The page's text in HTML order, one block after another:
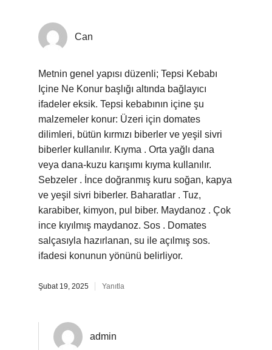
Can
Metnin genel yapısı düzenli; Tepsi Kebabı
Içine Ne Konur başlığı altında bağlayıcı
ifadeler eksik. Tepsi kebabının içine şu
malzemeler konur: Üzeri için domates
dilimleri, bütün kırmızı biberler ve yeşil sivri
biberler kullanılır. Kıyma . Orta yağlı dana
veya dana-kuzu karışımı kıyma kullanılır.
Sebzeler . İnce doğranmış kuru soğan, kapya
ve yeşil sivri biberler. Baharatlar . Tuz,
karabiber, kimyon, pul biber. Maydanoz . Çok
ince kıyılmış maydanoz. Sos . Domates
salçasıyla hazırlanan, su ile açılmış sos.
ifadesi konunun yönünü belirliyor.
Şubat 19, 2025 Yanıtla
admin